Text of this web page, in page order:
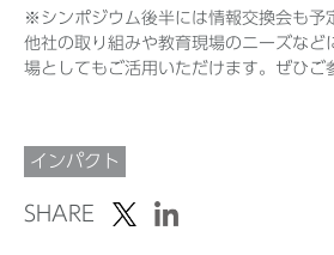
※シンポジウム後半には情報交換会も予
他社の取り組みや教育現場のニーズなど
場としてもご活用いただけます。ぜひご
インパクト
SHARE